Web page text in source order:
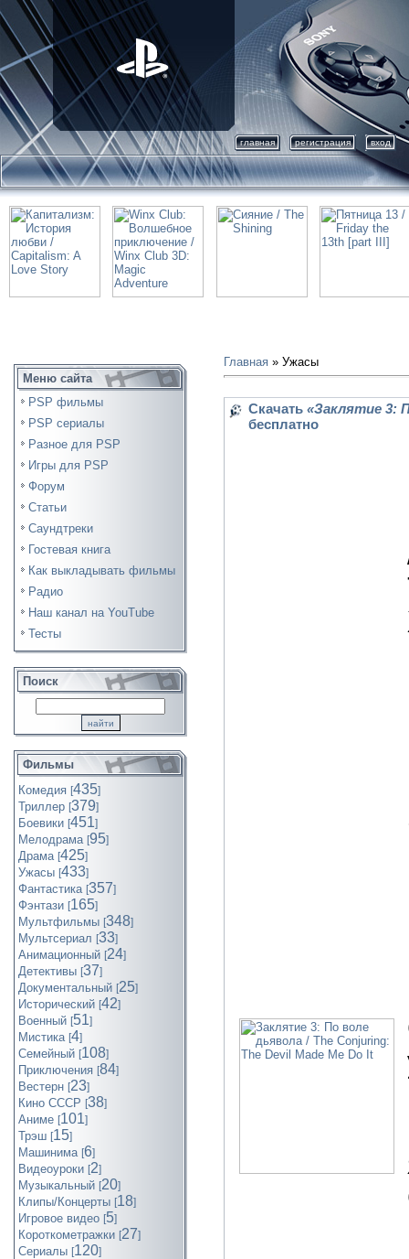
главная регистрация вход
Меню сайта
PSP фильмы
PSP сериалы
Разное для PSP
Игры для PSP
Форум
Статьи
Саундтреки
Гостевая книга
Как выкладывать фильмы
Радио
Наш канал на YouTube
Тесты
Поиск
Фильмы
Комедия [435]
Триллер [379]
Боевики [451]
Мелодрама [95]
Драма [425]
Ужасы [433]
Фантастика [357]
Фэнтази [165]
Мультфильмы [348]
Мультсериал [33]
Анимационный [24]
Детективы [37]
Документальный [25]
Исторический [42]
Военный [51]
Мистика [4]
Семейный [108]
Приключения [84]
Вестерн [23]
Кино СССР [38]
Аниме [101]
Трэш [15]
Машинима [6]
Видеоуроки [2]
Музыкальный [20]
Клипы/Концерты [18]
Игровое видео [5]
Короткометражки [27]
Cериалы [120]
Главная » Ужасы
Скачать «Заклятие 3:
бесплатно